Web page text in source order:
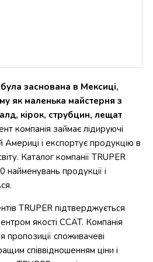
заснована в Мексиці,
як маленька майстерня з
кірок, струбцин, лещат
компанія займає лідируючі
Америці і експортує продукцію в
Каталог компанії TRUPER
продукції і
TRUPER підтверджується
якості CCAT. Компанія
пропозиції споживачеві
співвідношенням ціни і